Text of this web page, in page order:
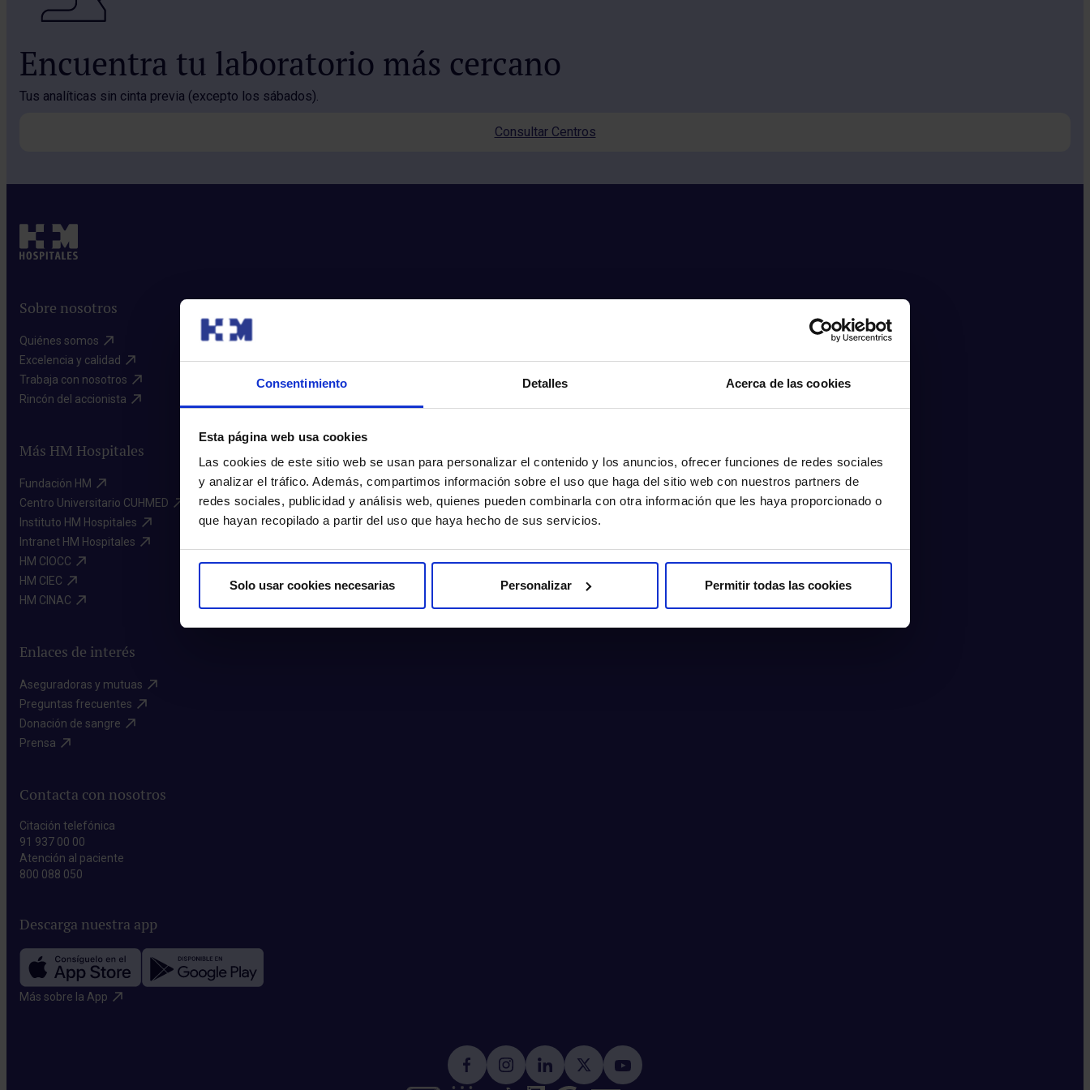
Consentimiento Detalles Acerca de las cookies
Esta página web usa cookies
Las cookies de este sitio web se usan para personalizar el contenido y los anuncios, ofrecer funciones de redes sociales
y analizar el tráfico. Además, compartimos información sobre el uso que haga del sitio web con nuestros partners de
redes sociales, publicidad y análisis web, quienes pueden combinarla con otra información que les haya proporcionado o
que hayan recopilado a partir del uso que haya hecho de sus servicios.
Solo usar cookies necesarias Personalizar Permitir todas las cookies
Encuentra tu laboratorio más cercano
Tus analíticas sin cinta previa (excepto los sábados).
Consultar Centros
Sobre nosotros
Quiénes somos​
Excelencia y calidad​
Trabaja con nosotros​
Rincón del accionista​
Más HM Hospitales
Fundación HM​
Centro Universitario CUHMED​
Instituto HM Hospitales​
Intranet HM Hospitales​
HM CIOCC​
HM CIEC​
HM CINAC​
Enlaces de interés
Aseguradoras y mutuas​
Preguntas frecuentes​
Donación de sangre​
Prensa​
Contacta con nosotros
Citación telefónica
91 937 00 00
Atención al paciente
800 088 050
Descarga nuestra app
Más sobre la App​